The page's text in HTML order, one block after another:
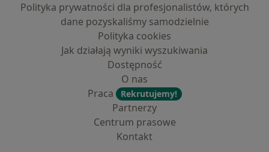
Polityka prywatności dla profesjonalistów, których
dane pozyskaliśmy samodzielnie
Polityka cookies
Jak działają wyniki wyszukiwania
Dostępność
O nas
Praca
Rekrutujemy!
Partnerzy
Centrum prasowe
Kontakt